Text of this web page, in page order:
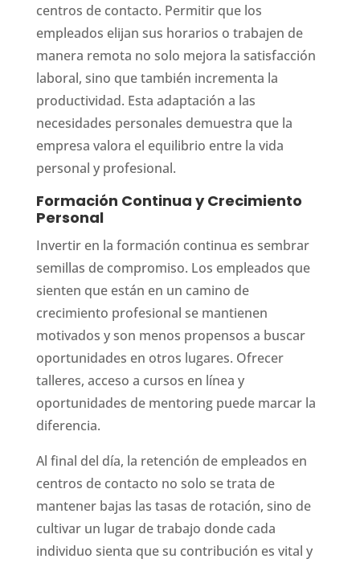
centros de contacto. Permitir que los
empleados elijan sus horarios o trabajen de
manera remota no solo mejora la satisfacción
laboral, sino que también incrementa la
productividad. Esta adaptación a las
necesidades personales demuestra que la
empresa valora el equilibrio entre la vida
personal y profesional.
Formación Continua y Crecimiento
Personal
Invertir en la formación continua es sembrar
semillas de compromiso. Los empleados que
sienten que están en un camino de
crecimiento profesional se mantienen
motivados y son menos propensos a buscar
oportunidades en otros lugares. Ofrecer
talleres, acceso a cursos en línea y
oportunidades de mentoring puede marcar la
diferencia.
Al final del día, la retención de empleados en
centros de contacto no solo se trata de
mantener bajas las tasas de rotación, sino de
cultivar un lugar de trabajo donde cada
individuo sienta que su contribución es vital y